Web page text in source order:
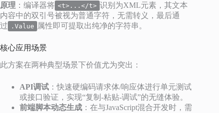
原理 ：编译器将 <t>...</t> 识别为XML元素，其文本
内容中的双引号被视为普通字符，无需转义，最后通
过
.Value 属性即可提取出纯净的字符串。
核心应用场景
此方案在两种典型场景下价值尤为突出：
API调试 ：快速硬编码请求体/响应体进行单元测试
或接口验证，实现“复制-粘贴-调试”的无缝体验。
前端脚本动态生成 ：在与JavaScript混合开发时，需